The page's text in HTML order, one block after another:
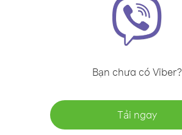
Bạn chưa có Viber?
Tải ngay